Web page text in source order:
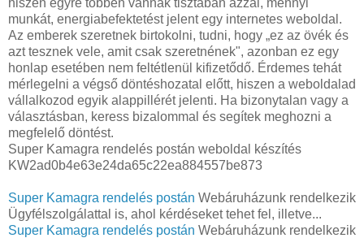
munkát, energiabefektetést jelent egy internetes weboldal.
Az emberek szeretnek birtokolni, tudni, hogy „ez az övék és
azt tesznek vele, amit csak szeretnének", azonban ez egy
honlap esetében nem feltétlenül kifizetődő. Érdemes tehát
mérlegelni a végső döntéshozatal előtt, hiszen a weboldalad
vállalkozod egyik alappillérét jelenti. Ha bizonytalan vagy a
választásban, keress bizalommal és segítek meghozni a
megfelelő döntést.
Super Kamagra rendelés postán weboldal készítés
KW2ad0b4e63e24da65c22ea884557be873
Super Kamagra rendelés postán Webáruházunk rendelkezik
Ügyfélszolgálattal is, ahol kérdéseket tehet fel, illetve...
Super Kamagra rendelés postán Webáruházunk rendelkezik